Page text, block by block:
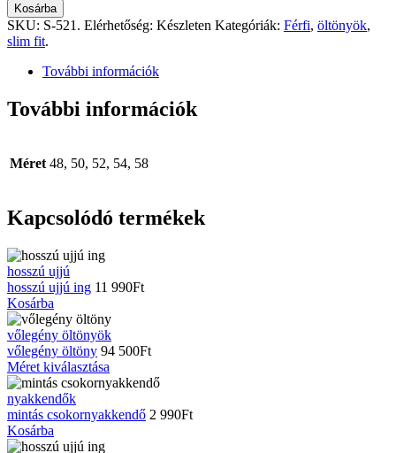
Kosárba
SKU: S-521 . Elérhetőség: Készleten Kategóriák: Férfi, öltönyök,
slim fit.
További információk
További információk
Méret 48, 50, 52, 54, 58
Kapcsolódó termékek
hosszú ujjú
hosszú ujjú ing 11 990Ft
Kosárba
vőlegény öltönyök
vőlegény öltöny 94 500Ft
Méret kiválasztása
a
több
nyakkendők
mintás csokornyakkendő 2 990Ft
Kosárba